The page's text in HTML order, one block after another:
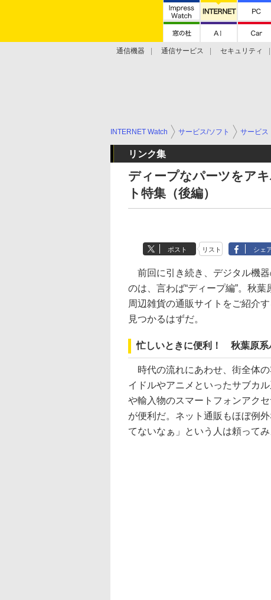
通信機器 通信サービス セキュリティ
INTERNET Watch サービス/ソフト サービス
リンク集
ディープなパーツをア
ト特集（後編）
ポスト リスト シェ
前回に引き続き、デジタル機
のは、言わば“ディープ編”。秋
周辺雑貨の通販サイトをご紹介
見つかるはずだ。
忙しいときに便利！ 秋葉原系
時代の流れにあわせ、街全体
イドルやアニメといったサブカ
や輸入物のスマートフォンアク
が便利だ。ネット通販もほぼ例
てないなぁ」という人は頼ってみ